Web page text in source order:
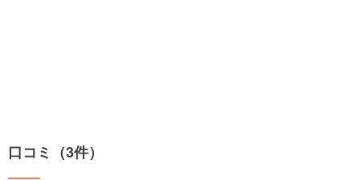
口コミ（3件）